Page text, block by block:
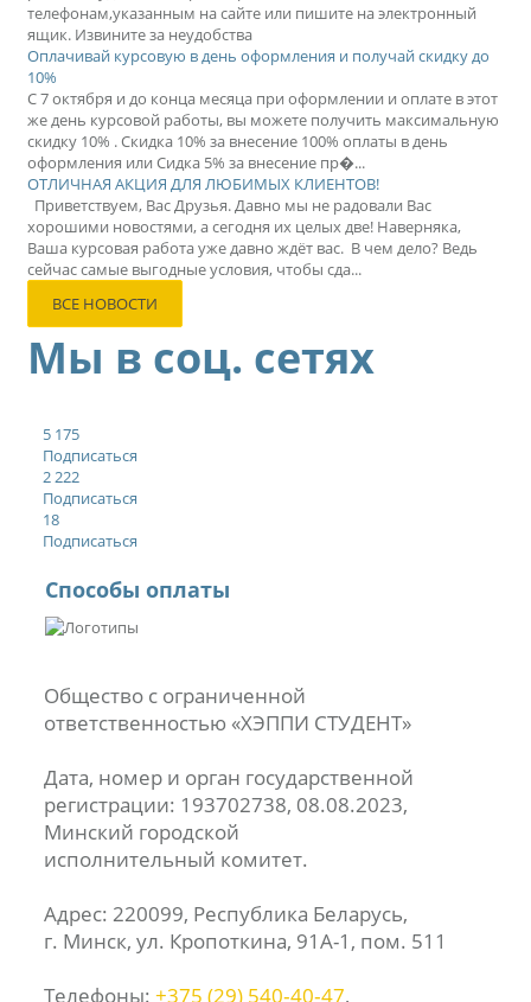
телефонам,указанным на сайте или пишите на электронный
ящик. Извините за неудобства
Оплачивай курсовую в день оформления и получай скидку до
10%
С 7 октября и до конца месяца при оформлении и оплате в этот
же день курсовой работы, вы можете получить максимальную
скидку 10% . Скидка 10% за внесение 100% оплаты в день
оформления или Сидка 5% за внесение пр�...
ОТЛИЧНАЯ АКЦИЯ ДЛЯ ЛЮБИМЫХ КЛИЕНТОВ!
Приветствуем, Вас Друзья. Давно мы не радовали Вас
хорошими новостями, а сегодня их целых две! Наверняка,
Ваша курсовая работа уже давно ждёт вас. В чем дело? Ведь
сейчас самые выгодные условия, чтобы сда...
ВСЕ НОВОСТИ
Мы в соц. сетях
5 175
Подписаться
2 222
Подписаться
18
Подписаться
Способы оплаты
Общество с ограниченной
ответственностью «ХЭППИ СТУДЕНТ»
Дата, номер и орган государственной
регистрации: 193702738, 08.08.2023,
Минский городской
исполнительный комитет.
Адрес: 220099, Республика Беларусь,
г. Минск, ул. Кропоткина, 91А-1, пом. 511
Телефоны: +375 (29) 540‑40‑47,